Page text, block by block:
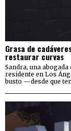
Grasa de
restaurar curvas
Sandra, una
residente en Los
busto —desde que